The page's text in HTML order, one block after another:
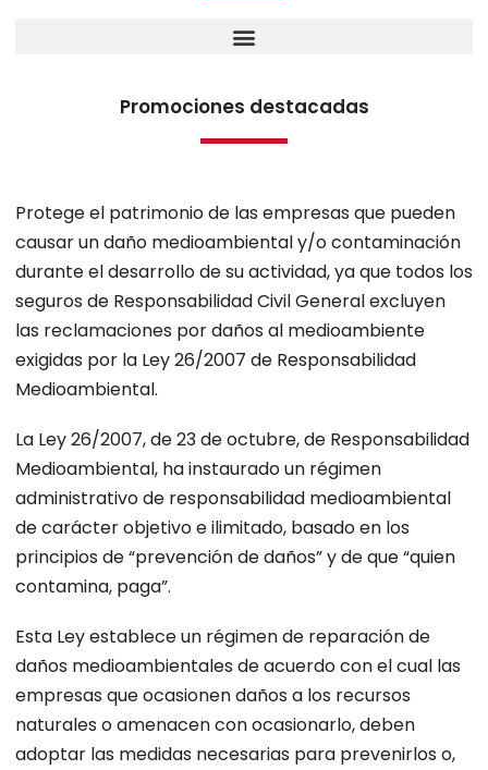
Promociones destacadas
Protege el patrimonio de las empresas que pueden
causar un daño medioambiental y/o contaminación
durante el desarrollo de su actividad, ya que todos los
seguros de Responsabilidad Civil General excluyen
las reclamaciones por daños al medioambiente
exigidas por la Ley 26/2007 de Responsabilidad
Medioambiental.
La Ley 26/2007, de 23 de octubre, de Responsabilidad
Medioambiental, ha instaurado un régimen
administrativo de responsabilidad medioambiental
de carácter objetivo e ilimitado, basado en los
principios de “prevención de daños” y de que “quien
contamina, paga”.
Esta Ley establece un régimen de reparación de
daños medioambientales de acuerdo con el cual las
empresas que ocasionen daños a los recursos
naturales o amenacen con ocasionarlo, deben
adoptar las medidas necesarias para prevenirlos o,